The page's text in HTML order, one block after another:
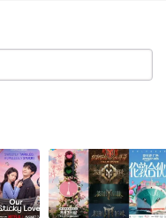
尔德、德比等大城市，
泉小镇Buxton 巴克斯